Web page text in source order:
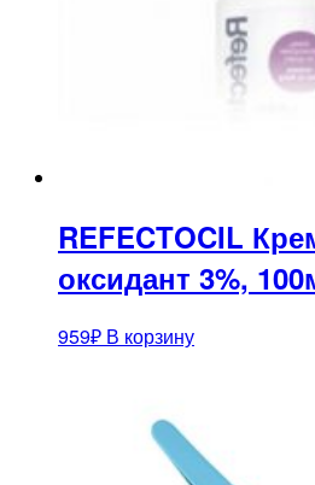
REFECTOCIL
оксидант 3%,
959₽ В корзину